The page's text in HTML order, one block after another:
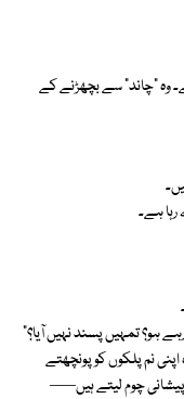
وہ "چاند” سے بچھڑنے کے
ہے۔
ہو؟ تمہیں پسند نہیں آیا؟”
نم پلکوں کو پونچھتے
چوم لیتے ہیں—–